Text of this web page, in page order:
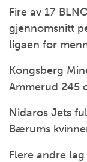
Fire av 17
gjennomsnitt
ligaen for
Kongsberg
Ammerud 245
Nidaros Jets
Bærums
Flere andre